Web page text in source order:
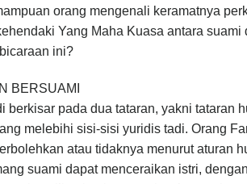
orang mengenali keramatnya
Yang Maha Kuasa antara
ini?
BERSUAMI
berkisar pada dua tataran, yakni tataran
melebihi sisi-sisi yuridis tadi. Orang
atau tidaknya menurut aturan
suami dapat menceraikan istri,